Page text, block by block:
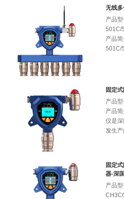
国安
的一
种类不
空泵
24小
可通
无线
产品
501C/
产品
501C/
靠的
身在
电脑
分析
信，
固定
产品
产品
仪是深
发生
卓越
固定
器-深
产品